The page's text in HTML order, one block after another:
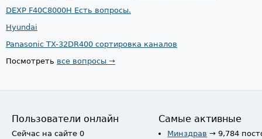
DEXP F40C8000H Есть вопросы.
Hyundai
Panasonic TX-32DR400 сортировка каналов
Посмотреть все вопросы →
Пользователи онлайн
Сейчас на сайте 0
Самые активные
Минздрав → 9,784